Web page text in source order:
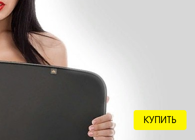
КУПИТЬ